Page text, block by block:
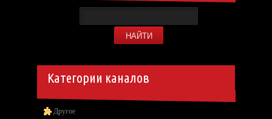
Категории каналов
Другое